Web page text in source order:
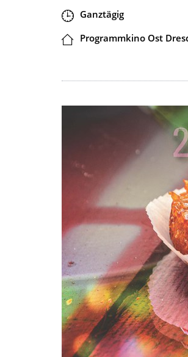
Zeit
Ganztägig
Ort
Programmkino Ost